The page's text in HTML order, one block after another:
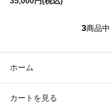
3商品中
ホーム
カートを見る